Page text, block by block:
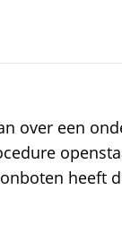
over een
heeft